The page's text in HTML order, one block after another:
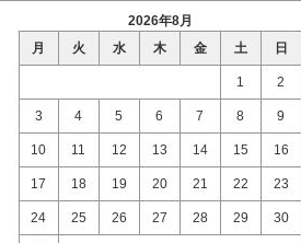
2026年8月
月
火 水 木 金 土 日
1 2
3 4 5 6 7 8 9
10 11 12 13 14 15 16
17 18 19 20 21 22 23
24 25 26 27 28 29 30